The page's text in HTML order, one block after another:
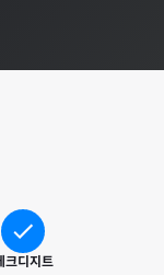
크디지트